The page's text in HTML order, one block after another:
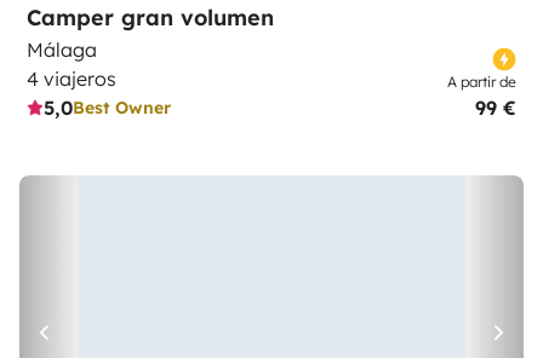
Camper gran volumen
Málaga
4 viajeros
5,0Best Owner
A partir de
99 €